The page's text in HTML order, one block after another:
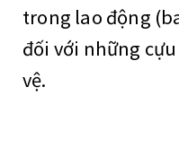
trong lao động
đối với những
vệ.